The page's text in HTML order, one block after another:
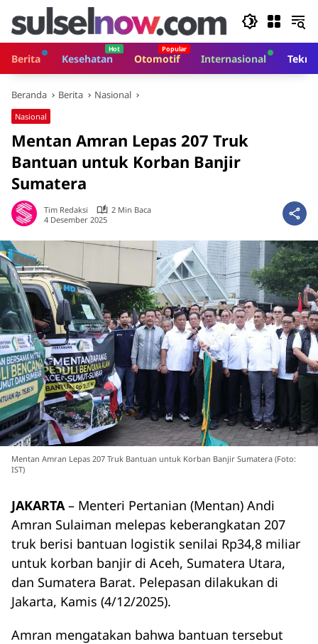
Langsung
konten
Berita
Kesehatan Otomotif Internasional
Beranda Berita Nasional
Nasional
Mentan Amran Lepas 207 Truk
Bantuan untuk Korban Banjir
Sumatera
Tim Redaksi
2 Min Baca
4 Desember 2025
Mentan Amran Lepas 207 Truk Bantuan untuk Korban Banjir Sumatera (Foto:
IST)
JAKARTA– Menteri Pertanian (Mentan) Andi
Amran Sulaiman melepas keberangkatan 207
truk berisi bantuan logistik senilai Rp34,8 miliar
untuk korban banjir di Aceh, Sumatera Utara,
dan Sumatera Barat. Pelepasan dilakukan di
Jakarta, Kamis (4/12/2025).
Amran mengatakan bahwa bantuan tersebut